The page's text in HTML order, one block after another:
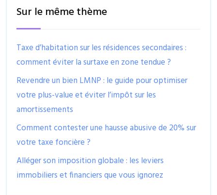
Sur le même thème
Taxe d’habitation sur les résidences secondaires :
comment éviter la surtaxe en zone tendue ?
Revendre un bien LMNP : le guide pour optimiser
votre plus-value et éviter l’impôt sur les
amortissements
Comment contester une hausse abusive de 20% sur
votre taxe foncière ?
Alléger son imposition globale : les leviers
immobiliers et financiers que vous ignorez